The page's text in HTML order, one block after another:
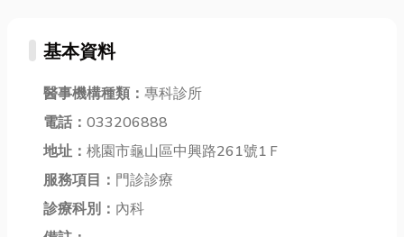
基本資料
醫事機構種類： 專科診所
電話： 033206888
地址： 桃園市龜山區中興路261號1Ｆ
服務項目： 門診診療
診療科別： 內科